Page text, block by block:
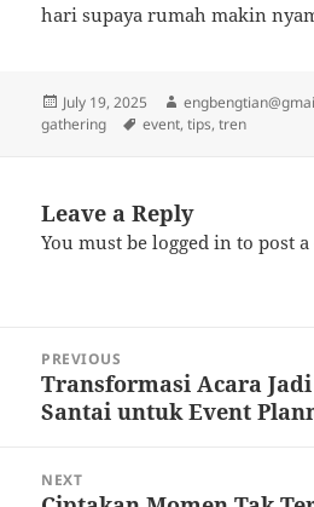
hari supaya rumah makin
Posted
on
July 19, 2025 Author
gathering
Tags
event,tips,tren
Leave a Reply
You must belogged in to post
navigation
PREVIOUS
Previous
post:
Transformasi Acara
Santai untuk Event
NEXT